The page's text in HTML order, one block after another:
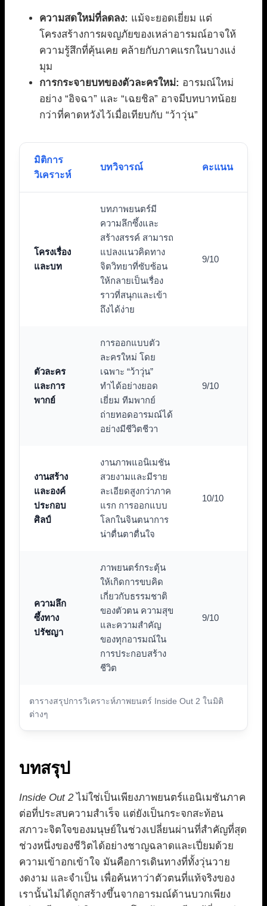
ความสดใหม่ที่ลดลง: แม้จะยอดเยี่ยม แต่
โครงสร้างการผจญภัยของเหล่าอารมณ์อาจให้
ความรู้สึกที่คุ้นเคย คล้ายกับภาคแรกในบางแง่
มุม
การกระจายบทของตัวละครใหม่: อารมณ์ใหม่
อย่าง “อิจฉา” และ “เฉยชิล” อาจมีบทบาทน้อย
กว่าที่คาดหวังไว้เมื่อเทียบกับ “ว้าวุ่น”
ตารางสรุปการวิเคราะห์ภาพยนตร์ Inside Out 2 ในมิติ
ต่างๆ
มิติการ
วิเคราะห์
บทวิจารณ์ คะแนน
โครงเรื่อง
และบท
บทภาพยนตร์มี
ความลึกซึ้งและ
สร้างสรรค์ สามารถ
แปลงแนวคิดทาง
จิตวิทยาที่ซับซ้อน
ให้กลายเป็นเรื่อง
ราวที่สนุกและเข้า
ถึงได้ง่าย
9/10
ตัวละคร
และการ
พากย์
การออกแบบตัว
ละครใหม่ โดย
เฉพาะ “ว้าวุ่น”
ทำได้อย่างยอด
เยี่ยม ทีมพากย์
ถ่ายทอดอารมณ์ได้
อย่างมีชีวิตชีวา
9/10
งานสร้าง
และองค์
ประกอบ
ศิลป์
งานภาพแอนิเมชัน
สวยงามและมีราย
ละเอียดสูงกว่าภาค
แรก การออกแบบ
โลกในจินตนาการ
น่าตื่นตาตื่นใจ
10/10
ความลึก
ซึ้งทาง
ปรัชญา
ภาพยนตร์กระตุ้น
ให้เกิดการขบคิด
เกี่ยวกับธรรมชาติ
ของตัวตน ความสุข
และความสำคัญ
ของทุกอารมณ์ใน
การประกอบสร้าง
ชีวิต
9/10
บทสรุป
Inside Out 2ไม่ใช่เป็นเพียงภาพยนตร์แอนิเมชันภาค
ต่อที่ประสบความสำเร็จ แต่ยังเป็นกระจกสะท้อน
สภาวะจิตใจของมนุษย์ในช่วงเปลี่ยนผ่านที่สำคัญที่สุด
ช่วงหนึ่งของชีวิตได้อย่างชาญฉลาดและเปี่ยมด้วย
ความเข้าอกเข้าใจ มันคือการเดินทางที่ทั้งวุ่นวาย
งดงาม และจำเป็น เพื่อค้นหาว่าตัวตนที่แท้จริงของ
เรานั้นไม่ได้ถูกสร้างขึ้นจากอารมณ์ด้านบวกเพียง